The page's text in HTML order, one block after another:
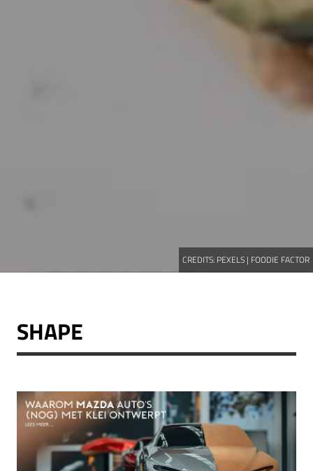
CREDITS: PEXELS | FOODIE FACTOR
SHAPE